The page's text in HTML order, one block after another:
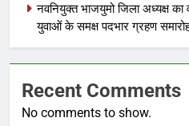
नवनियुक्त भाजयुमो जिला अध्यक्ष का
युवाओं के समक्ष पदभार ग्रहण
Recent Comments
No comments to show.